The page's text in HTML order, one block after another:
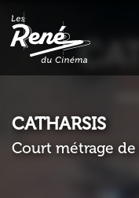
CATHARSIS
Court métrage de